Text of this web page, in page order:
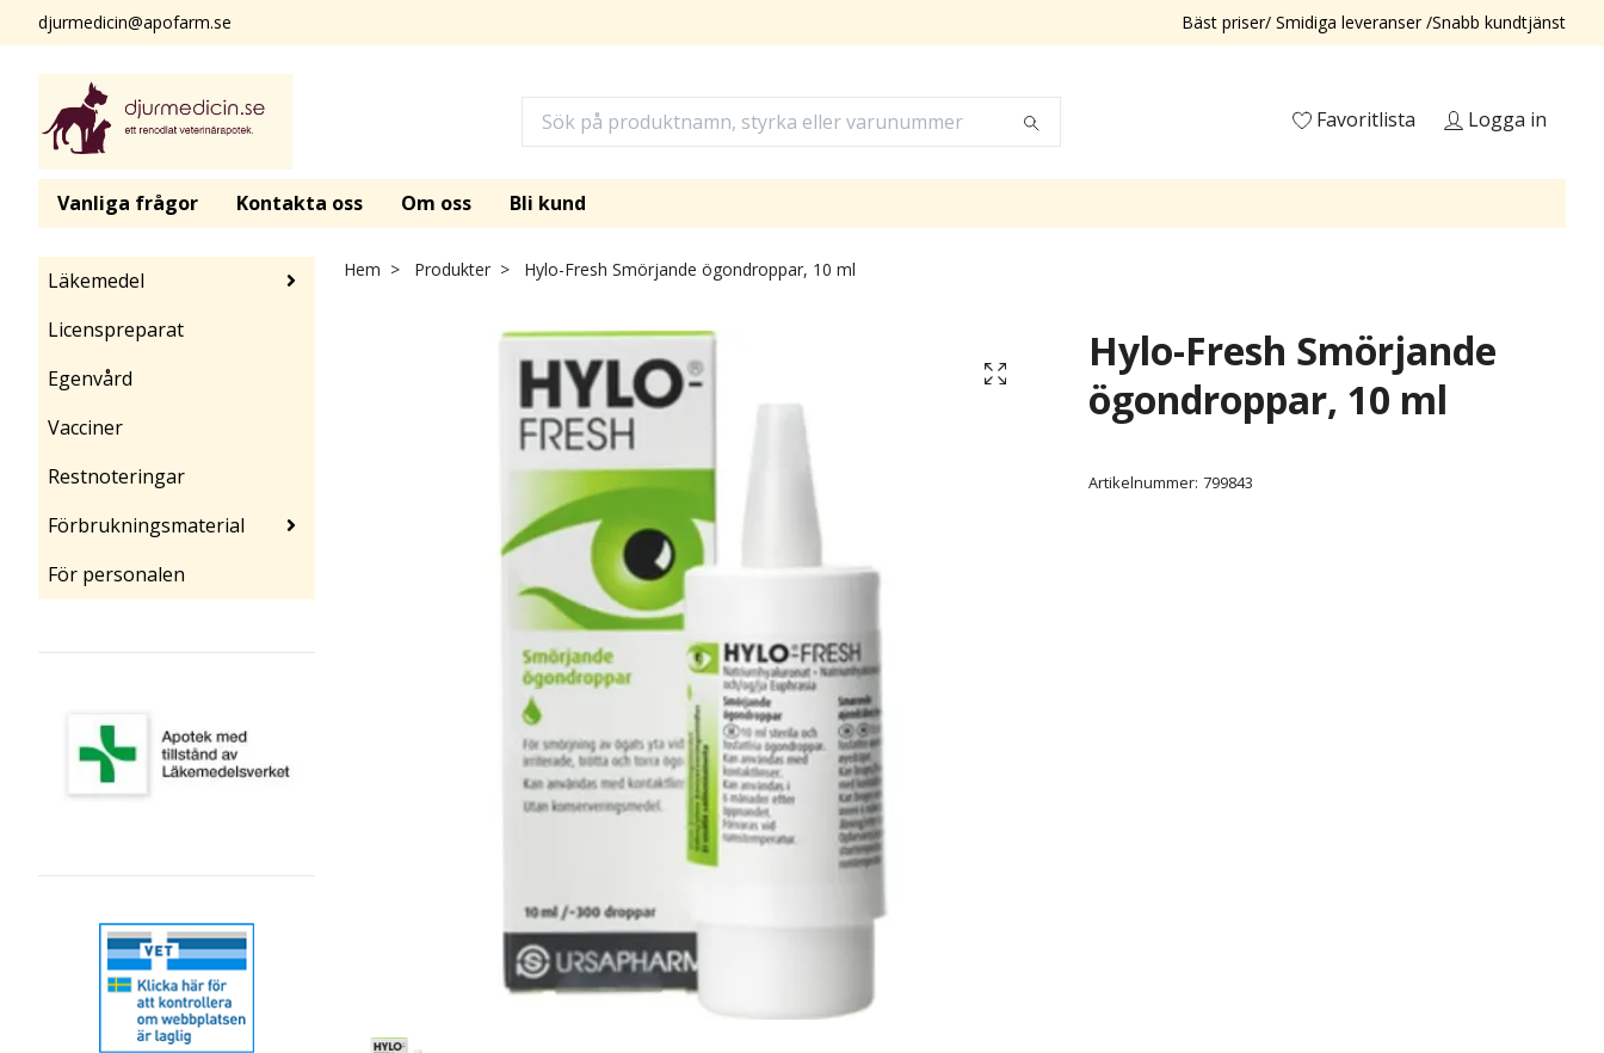
djurmedicin@apofarm.se Bäst priser/ Smidiga leveranser /Snabb kundtjänst
Favoritlista Logga in
Vanliga frågor Kontakta oss Om oss Bli kund
Läkemedel
Licenspreparat
Egenvård
Vacciner
Restnoteringar
Förbrukningsmaterial
För personalen
Hem Produkter Hylo-Fresh Smörjande ögondroppar, 10 ml
Hylo-Fresh Smörjande
ögondroppar, 10 ml
Artikelnummer: 799843